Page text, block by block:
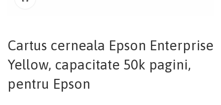
Cartus cerneala Epson Enterprise
Yellow, capacitate 50k pagini,
pentru Epson